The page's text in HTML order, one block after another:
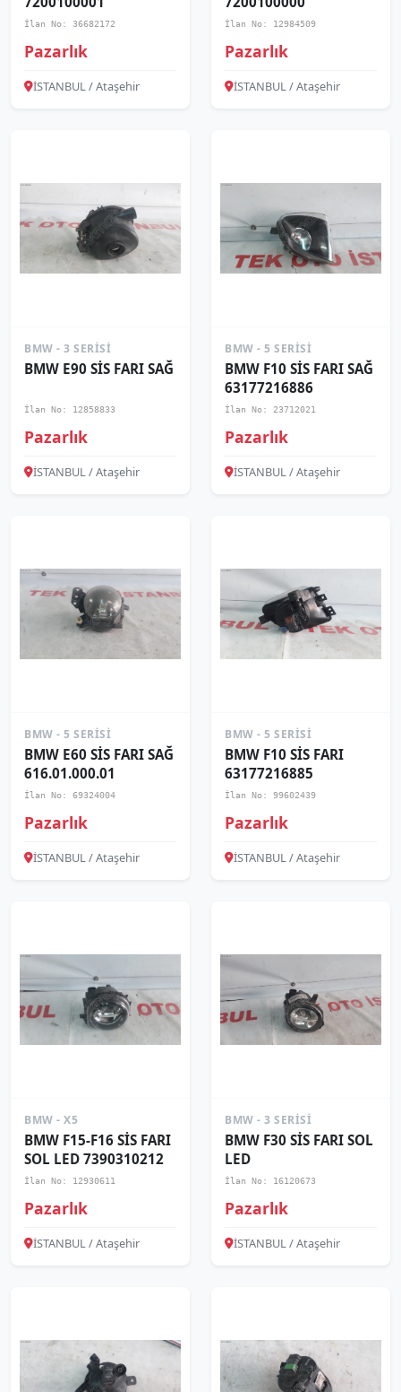
İlan No: 36682172
Pazarlık
İSTANBUL / Ataşehir
İlan No: 12984509
Pazarlık
İSTANBUL / Ataşehir
BMW - 3 SERISI
BMW E90 SİS FARI SAĞ
İlan No: 12858833
Pazarlık
İSTANBUL / Ataşehir
BMW - 5 SERISI
BMW F10 SİS FARI SAĞ
63177216886
İlan No: 23712021
Pazarlık
İSTANBUL / Ataşehir
BMW - 5 SERISI
BMW E60 SİS FARI SAĞ
616.01.000.01
İlan No: 69324004
Pazarlık
İSTANBUL / Ataşehir
BMW - 5 SERISI
BMW F10 SİS FARI
63177216885
İlan No: 99602439
Pazarlık
İSTANBUL / Ataşehir
BMW - X5
BMW F15-F16 SİS FARI
SOL LED 7390310212
İlan No: 12930611
Pazarlık
İSTANBUL / Ataşehir
BMW - 3 SERISI
BMW F30 SİS FARI SOL
LED
İlan No: 16120673
Pazarlık
İSTANBUL / Ataşehir